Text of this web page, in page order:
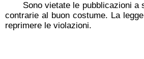
Sono vietate le pubblicazioni
contrarie al buon costume. La
reprimere le violazioni.